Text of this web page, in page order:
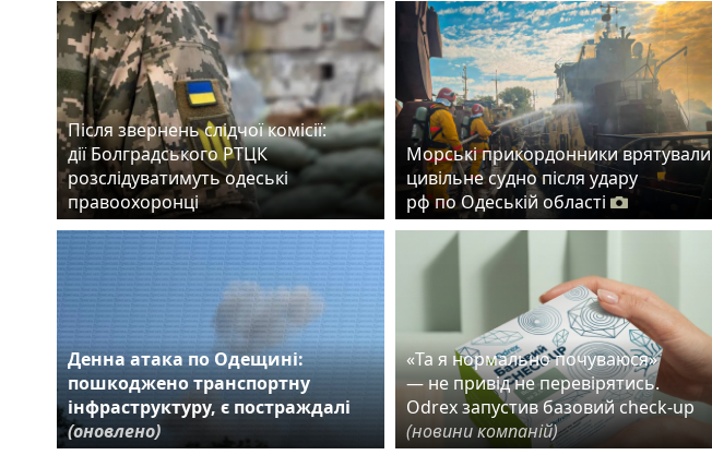
Після звернень слідчої комісії:
дії Болградського РТЦК
розслідуватимуть одеські
правоохоронці
Морські прикордонники врятували
цивільне судно після удару
рф по Одеській області
Денна атака по Одещині:
пошкоджено транспортну
інфраструктуру, є постраждалі
(оновлено)
«Та я нормально почуваюся»
— не привід не перевірятись.
Odrex запустив базовий check-up
(новини компаній)